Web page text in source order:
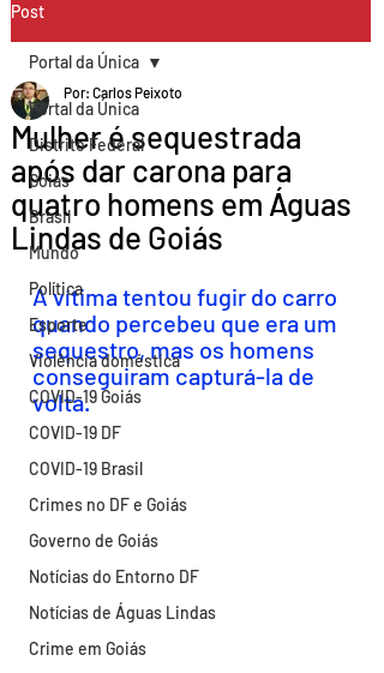
Post
Portal da Única
Distrito Federal
Goiás
Brasil
Mundo
Política
Esporte
Violência doméstica
COVID-19 Goiás
COVID-19 DF
COVID-19 Brasil
Crimes no DF e Goiás
Governo de Goiás
Notícias do Entorno DF
Notícias de Águas Lindas
Crime em Goiás
Portal da Única
Mulher é sequestrada
após dar carona para
quatro homens em Águas
Lindas de Goiás
Por: Carlos Peixoto
A vítima tentou fugir do carro
quando percebeu que era um
sequestro, mas os homens
conseguiram capturá-la de
volta.